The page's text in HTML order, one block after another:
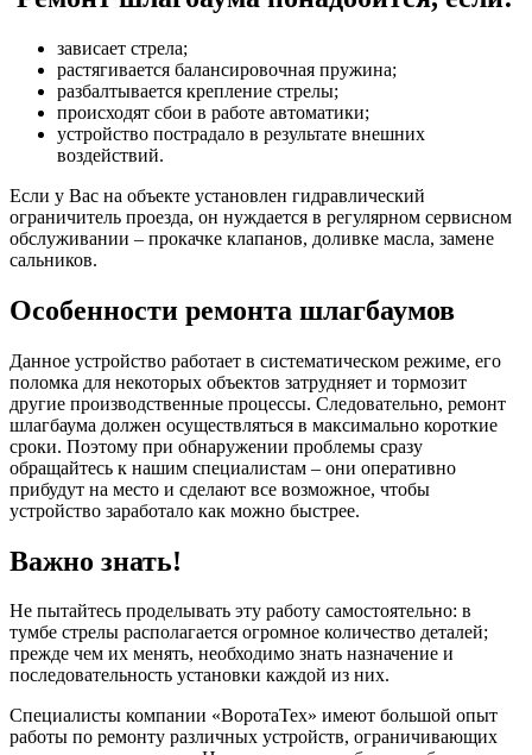
зависает стрела;
растягивается балансировочная пружина;
разбалтывается крепление стрелы;
происходят сбои в работе автоматики;
устройство пострадало в результате внешних
воздействий.
Если у Вас на объекте установлен гидравлический
ограничитель проезда, он нуждается в регулярном сервисном
обслуживании ‒ прокачке клапанов, доливке масла, замене
сальников.
Особенности ремонта шлагбаумов
Данное устройство работает в систематическом режиме, его
поломка для некоторых объектов затрудняет и тормозит
другие производственные процессы. Следовательно, ремонт
шлагбаума должен осуществляться в максимально короткие
сроки. Поэтому при обнаружении проблемы сразу
обращайтесь к нашим специалистам ‒ они оперативно
прибудут на место и сделают все возможное, чтобы
устройство заработало как можно быстрее.
Важно знать!
Не пытайтесь проделывать эту работу самостоятельно: в
тумбе стрелы располагается огромное количество деталей;
прежде чем их менять, необходимо знать назначение и
последовательность установки каждой из них.
Специалисты компании «ВоротаТех» имеют большой опыт
работы по ремонту различных устройств, ограничивающих